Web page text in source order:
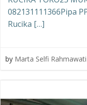
082131111366Pipa
Rucika […]
by Marta Selfi Rahmawati